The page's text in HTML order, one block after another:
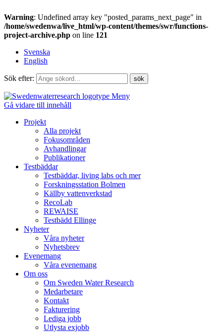
Warning: Undefined array key "posted_params_next_page" in
/home/swedenwa/live_html/wp-content/themes/swr/functions-
project-archive.php on line 121
Svenska
English
Sök efter:
Meny
Gå vidare till innehåll
Projekt
Alla projekt
Fokusområden
Avhandlingar
Publikationer
Testbäddar
Testbäddar, living labs och mer
Forskningsstation Bolmen
Källby vattenverkstad
RecoLab
REWAISE
Testbädd Ellinge
Nyheter
Våra nyheter
Nyhetsbrev
Evenemang
Våra evenemang
Om oss
Om Sweden Water Research
Medarbetare
Kontakt
Fakturering
Lediga jobb
Utlysta exjobb